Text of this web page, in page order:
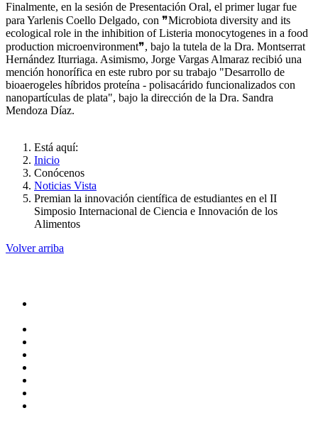
Finalmente, en la sesión de Presentación Oral, el primer lugar fue
para Yarlenis Coello Delgado, con ❞Microbiota diversity and its
ecological role in the inhibition of Listeria monocytogenes in a food
production microenvironment❞, bajo la tutela de la Dra. Montserrat
Hernández Iturriaga. Asimismo, Jorge Vargas Almaraz recibió una
mención honorífica en este rubro por su trabajo "Desarrollo de
bioaerogeles híbridos proteína - polisacárido funcionalizados con
nanopartículas de plata", bajo la dirección de la Dra. Sandra
Mendoza Díaz.
Está aquí:
Inicio
Conócenos
Noticias Vista
Premian la innovación científica de estudiantes en el II
Simposio Internacional de Ciencia e Innovación de los
Alimentos
Volver arriba